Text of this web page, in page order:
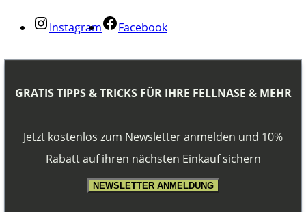
Instagram Facebook
GRATIS TIPPS & TRICKS FÜR IHRE FELLNASE & MEHR
Jetzt kostenlos zum Newsletter anmelden und 10%
Rabatt auf ihren nächsten Einkauf sichern
NEWSLETTER ANMELDUNG